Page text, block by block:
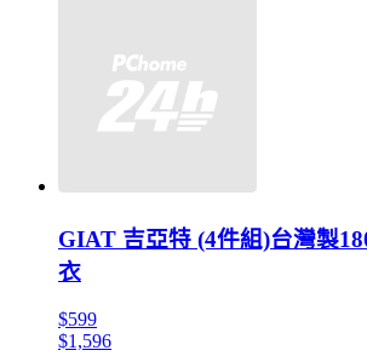
GIAT 吉亞特 (4件組)台灣製
衣
$599
$1,596